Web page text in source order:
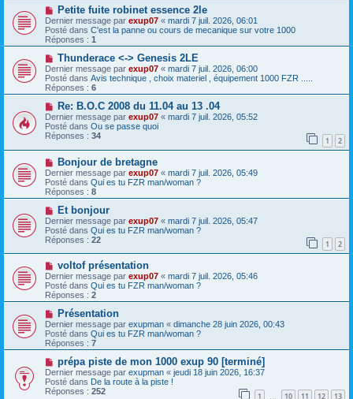
s
a
g
e
a
u
m
e
s
s
g
e
N
o
u
v
e
a
m
e
s
s
a
g
e
Petite fuite robinet essence 2le
Dernier message par exup07 « mardi 7 juil. 2026, 06:01
Posté dans C'est la panne ou cours de mecanique sur votre 1000
Réponses : 1
N
o
u
v
e
a
u
m
e
s
s
a
g
e
Thunderace <-> Genesis 2LE
Dernier message par exup07 « mardi 7 juil. 2026, 06:00
Posté dans Avis technique , choix materiel , équipement 1000 FZR .....
Réponses : 6
N
o
u
v
e
a
u
m
e
s
s
a
g
e
Re: B.O.C 2008 du 11.04 au 13 .04
Dernier message par exup07 « mardi 7 juil. 2026, 05:52
Posté dans Ou se passe quoi
Réponses : 34 1 2
N
o
u
v
e
a
u
m
e
s
s
a
g
e
Bonjour de bretagne
Dernier message par exup07 « mardi 7 juil. 2026, 05:49
Posté dans Qui es tu FZR man/woman ?
Réponses : 8
N
o
u
v
e
a
u
m
e
s
s
a
g
e
Et bonjour
Dernier message par exup07 « mardi 7 juil. 2026, 05:47
Posté dans Qui es tu FZR man/woman ?
Réponses : 22 1 2
N
o
u
v
e
a
u
m
e
s
s
a
g
e
voltof présentation
Dernier message par exup07 « mardi 7 juil. 2026, 05:46
Posté dans Qui es tu FZR man/woman ?
Réponses : 2
N
o
u
v
e
a
u
m
e
s
Présentation
Dernier message par exupman « dimanche 28 juin 2026, 00:43
Posté dans Qui es tu FZR man/woman ?
Réponses : 7
N
o
u
v
prépa piste de mon 1000 exup 90 [terminé]
Dernier message par exupman « jeudi 18 juin 2026, 16:37
Posté dans De la route à la piste !
Réponses : 252 1 10 11 12 13